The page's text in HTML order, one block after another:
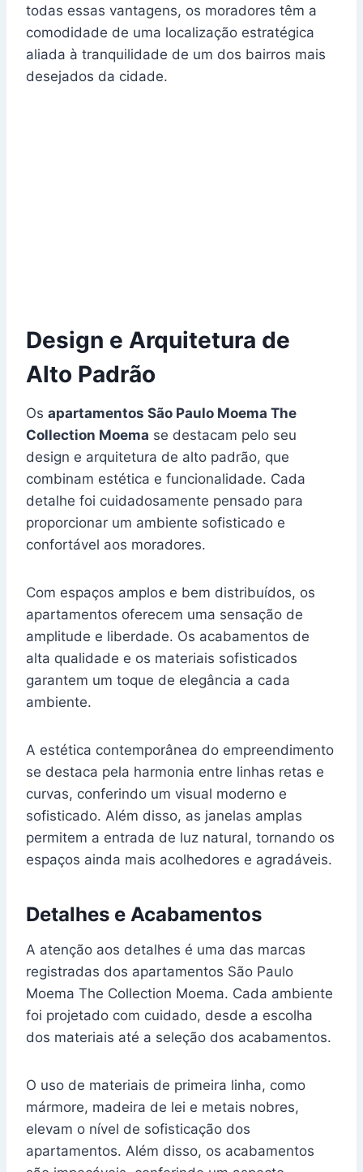
todas essas vantagens, os moradores têm a
comodidade de uma localização estratégica
aliada à tranquilidade de um dos bairros mais
desejados da cidade.
Design e Arquitetura de
Alto Padrão
Os apartamentos São Paulo Moema The
Collection Moema se destacam pelo seu
design e arquitetura de alto padrão, que
combinam estética e funcionalidade. Cada
detalhe foi cuidadosamente pensado para
proporcionar um ambiente sofisticado e
confortável aos moradores.
Com espaços amplos e bem distribuídos, os
apartamentos oferecem uma sensação de
amplitude e liberdade. Os acabamentos de
alta qualidade e os materiais sofisticados
garantem um toque de elegância a cada
ambiente.
A estética contemporânea do empreendimento
se destaca pela harmonia entre linhas retas e
curvas, conferindo um visual moderno e
sofisticado. Além disso, as janelas amplas
permitem a entrada de luz natural, tornando os
espaços ainda mais acolhedores e agradáveis.
Detalhes e Acabamentos
A atenção aos detalhes é uma das marcas
registradas dos apartamentos São Paulo
Moema The Collection Moema. Cada ambiente
foi projetado com cuidado, desde a escolha
dos materiais até a seleção dos acabamentos.
O uso de materiais de primeira linha, como
mármore, madeira de lei e metais nobres,
elevam o nível de sofisticação dos
apartamentos. Além disso, os acabamentos